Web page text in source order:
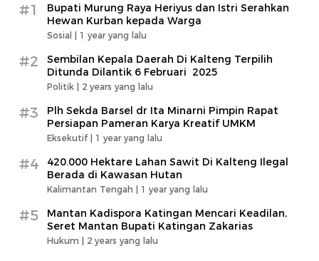
#1
Bupati Murung Raya Heriyus dan Istri Serahkan
Hewan Kurban kepada Warga
Sosial | 1 year yang lalu
#2
Sembilan Kepala Daerah Di Kalteng Terpilih
Ditunda Dilantik 6 Februari 2025
Politik | 2 years yang lalu
#3
Plh Sekda Barsel dr Ita Minarni Pimpin Rapat
Persiapan Pameran Karya Kreatif UMKM
Eksekutif | 1 year yang lalu
#4
420.000 Hektare Lahan Sawit Di Kalteng Ilegal
Berada di Kawasan Hutan
Kalimantan Tengah | 1 year yang lalu
#5
Mantan Kadispora Katingan Mencari Keadilan,
Seret Mantan Bupati Katingan Zakarias
Hukum | 2 years yang lalu